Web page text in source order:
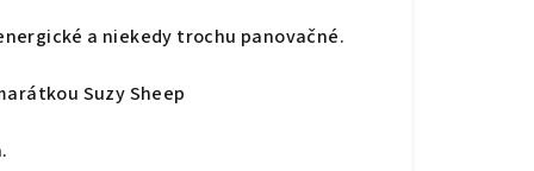
a niekedy trochu panovačné.
Suzy Sheep